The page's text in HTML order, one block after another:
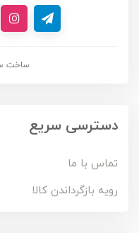
ساخت
دسترسی سریع
تماس با ما
رویه بازگرداندن کالا